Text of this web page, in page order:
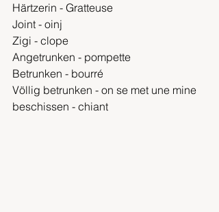
Härtzerin - Gratteuse
Joint - oinj
Zigi - clope
Angetrunken - pompette
Betrunken - bourré
Völlig betrunken - on se met une mine
beschissen - chiant